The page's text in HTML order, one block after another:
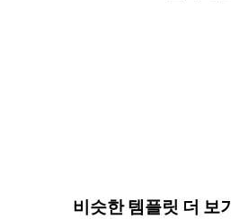
비슷한 템플릿 더 보기